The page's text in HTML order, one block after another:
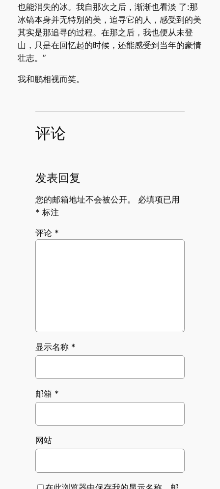
也能消失的冰。我自那次之后，渐渐也看淡 了:那
冰镐本身并无特别的美，追寻它的人，感受到的美
其实是那追寻的过程。在那之后，我也便从未登
山，只是在回忆起的时候，还能感受到当年的豪情
壮志。”
我和鹏相视而笑。
评论
发表回复
您的邮箱地址不会被公开。
必填项已用
* 标注
评论 *
显示名称 *
邮箱 *
网站